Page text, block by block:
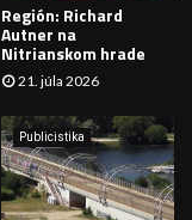
Á
V
A
N
Región: Richard
Autner na
Nitrianskom hrade
21. júla 2026
Publicistika